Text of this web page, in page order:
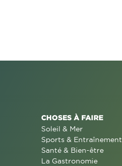
CHOSES À FAIRE
Soleil & Mer
Sports & Entraînement
Santé & Bien-être
La Gastronomie